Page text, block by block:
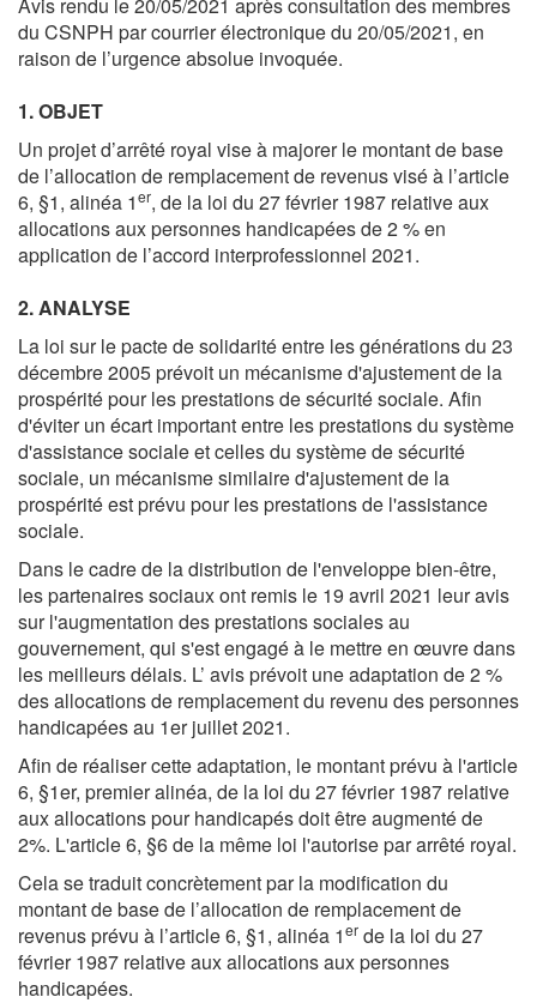
du CSNPH par courrier électronique du 20/05/2021, en
raison de l’urgence absolue invoquée.
1. OBJET
Un projet d’arrêté royal vise à majorer le montant de base
de l’allocation de remplacement de revenus visé à l’article
6, §1, alinéa 1er, de la loi du 27 février 1987 relative aux
allocations aux personnes handicapées de 2 % en
application de l’accord interprofessionnel 2021.
2. ANALYSE
La loi sur le pacte de solidarité entre les générations du 23
décembre 2005 prévoit un mécanisme d'ajustement de la
prospérité pour les prestations de sécurité sociale. Afin
d'éviter un écart important entre les prestations du système
d'assistance sociale et celles du système de sécurité
sociale, un mécanisme similaire d'ajustement de la
prospérité est prévu pour les prestations de l'assistance
sociale.
Dans le cadre de la distribution de l'enveloppe bien-être,
les partenaires sociaux ont remis le 19 avril 2021 leur avis
sur l'augmentation des prestations sociales au
gouvernement, qui s'est engagé à le mettre en œuvre dans
les meilleurs délais. L’ avis prévoit une adaptation de 2 %
des allocations de remplacement du revenu des personnes
handicapées au 1er juillet 2021.
Afin de réaliser cette adaptation, le montant prévu à l'article
6, §1er, premier alinéa, de la loi du 27 février 1987 relative
aux allocations pour handicapés doit être augmenté de
2%. L'article 6, §6 de la même loi l'autorise par arrêté royal.
Cela se traduit concrètement par la modification du
montant de base de l’allocation de remplacement de
revenus prévu à l’article 6, §1, alinéa 1er de la loi du 27
février 1987 relative aux allocations aux personnes
handicapées.